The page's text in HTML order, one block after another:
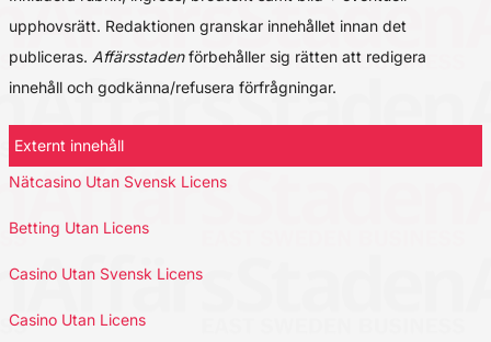
upphovsrätt. Redaktionen granskar innehållet innan det
publiceras. Affärsstadenförbehåller sig rätten att redigera
innehåll och godkänna/refusera förfrågningar.
Externt innehåll
Nätcasino Utan Svensk Licens
Betting Utan Licens
Casino Utan Svensk Licens
Casino Utan Licens